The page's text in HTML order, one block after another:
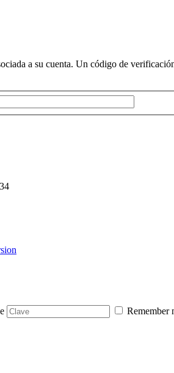
a su cuenta. Un código de
Remember